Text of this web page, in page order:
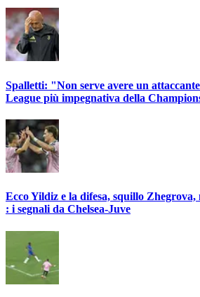
Spalletti: "Non serve avere un
League più impegnativa della
Ecco Yildiz e la difesa, squillo
: i segnali da Chelsea-Juve